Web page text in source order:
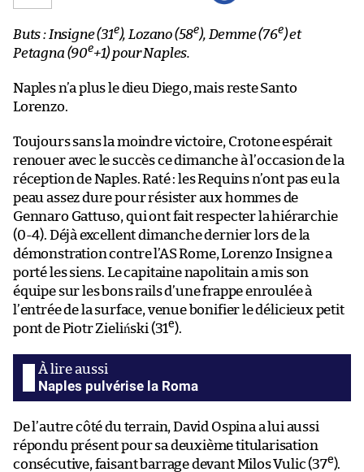
Buts : Insigne (31e), Lozano (58e), Demme (76e) et
Petagna (90e+1) pour Naples.
Naples n’a plus le dieu Diego, mais reste Santo
Lorenzo.
Toujours sans la moindre victoire, Crotone espérait
renouer avec le succès ce dimanche à l’occasion de la
réception de Naples. Raté : les Requins n’ont pas eu la
peau assez dure pour résister aux hommes de
Gennaro Gattuso, qui ont fait respecter la hiérarchie
(0-4). Déjà excellent dimanche dernier lors de la
démonstration contre l’AS Rome, Lorenzo Insigne a
porté les siens. Le capitaine napolitain a mis son
équipe sur les bons rails d’une frappe enroulée à
l’entrée de la surface, venue bonifier le délicieux petit
pont de Piotr Zieliński (31e).
Naples pulvérise la Roma
De l’autre côté du terrain, David Ospina a lui aussi
répondu présent pour sa deuxième titularisation
consécutive, faisant barrage devant Milos Vulic (37e).